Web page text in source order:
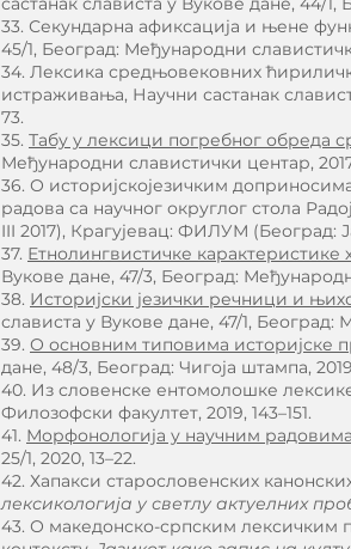
33. Секундарна афиксација и њене
45/1, Београд: Међународни
34. Лексика средњовековних
истраживања, Научни састанак
73.
35. Табу у лексици погребног обреда
Међународни славистички центар, 2017,
36. О историјскојезичким
радова са научног округлог стола
III 2017), Крагујевац: ФИЛУМ (Београд:
37. Етнолингвистичке
Вукове дане, 47/3, Београд:
38. Историјски језички речници и
слависта у Вукове дане, 47/1, Београд:
39. О основним типовима историјске
дане, 48/3, Београд: Чигоја штампа,
40. Из словенске ентомолошке
Филозофски факултет, 2019, 143–151.
41. Морфонологија у научним
25/1, 2020, 13–22.
42. Хапакси старословенских
лексикологија у светлу актуелних
43. О македонско-српским лексичким